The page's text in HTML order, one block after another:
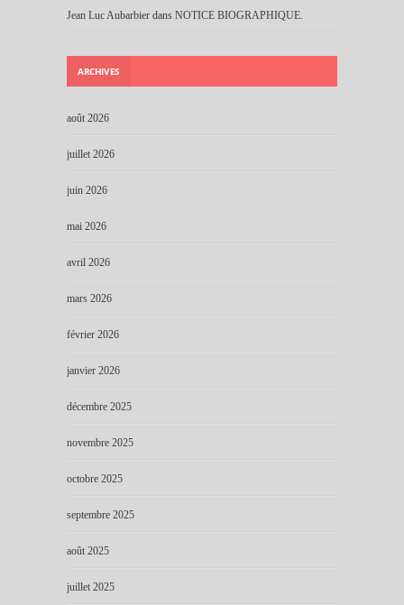
Jean Luc Aubarbier dans NOTICE BIOGRAPHIQUE.
ARCHIVES
août 2026
juillet 2026
juin 2026
mai 2026
avril 2026
mars 2026
février 2026
janvier 2026
décembre 2025
novembre 2025
octobre 2025
septembre 2025
août 2025
juillet 2025